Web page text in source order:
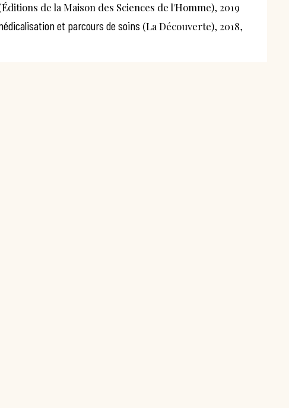
de la Maison des Sciences de l'Homme), 2019
et parcours de soins (La Découverte), 2018,